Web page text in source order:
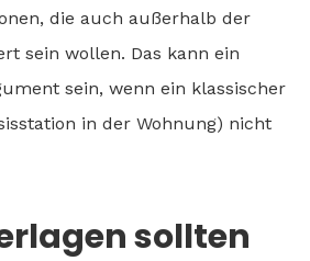
die auch außerhalb der
sein wollen. Das kann ein
sein, wenn ein klassischer
in der Wohnung) nicht
sollten